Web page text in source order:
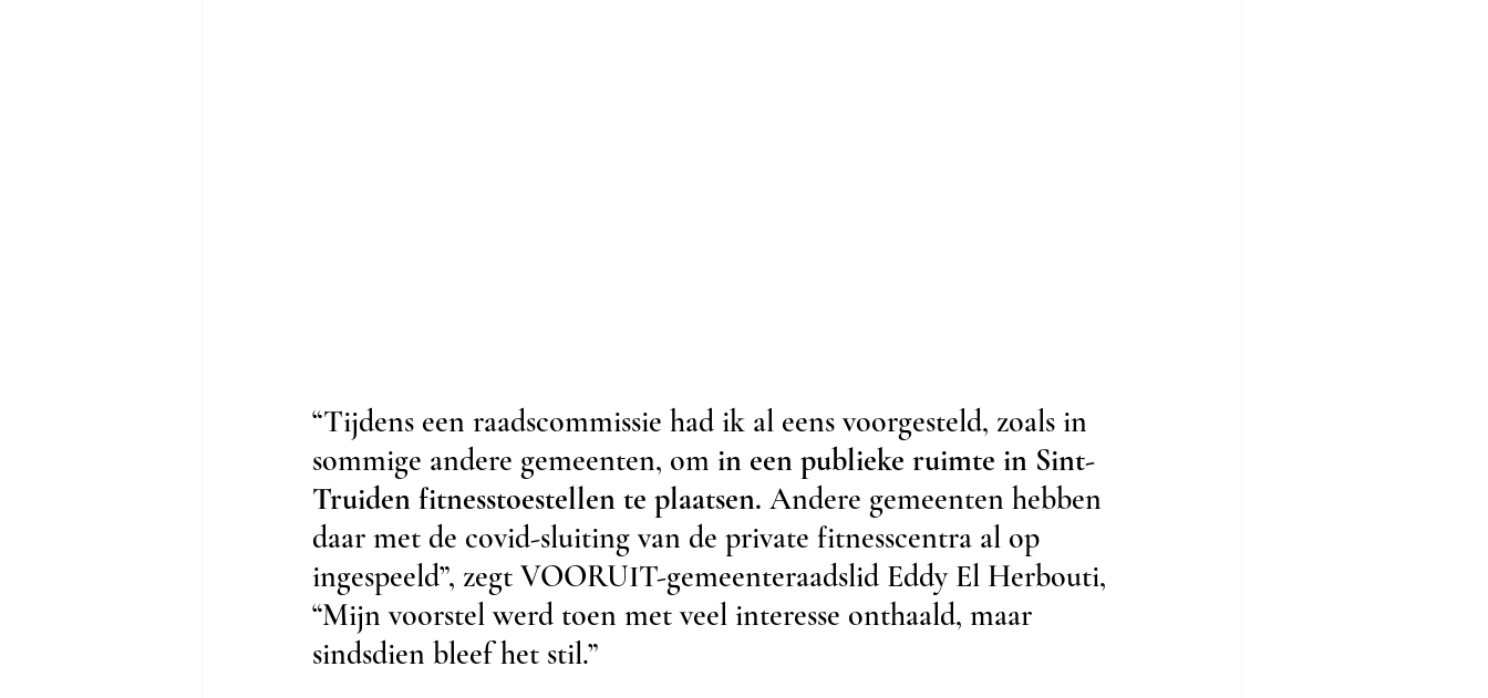
“Tijdens een raadscommissie had ik al eens voorgesteld, zoals in
sommige andere gemeenten, om in een publieke ruimte in Sint-
Truiden fitnesstoestellen te plaatsen. Andere gemeenten hebben
daar met de covid-sluiting van de private fitnesscentra al op
ingespeeld”, zegt VOORUIT-gemeenteraadslid Eddy El Herbouti,
“Mijn voorstel werd toen met veel interesse onthaald, maar
sindsdien bleef het stil.”